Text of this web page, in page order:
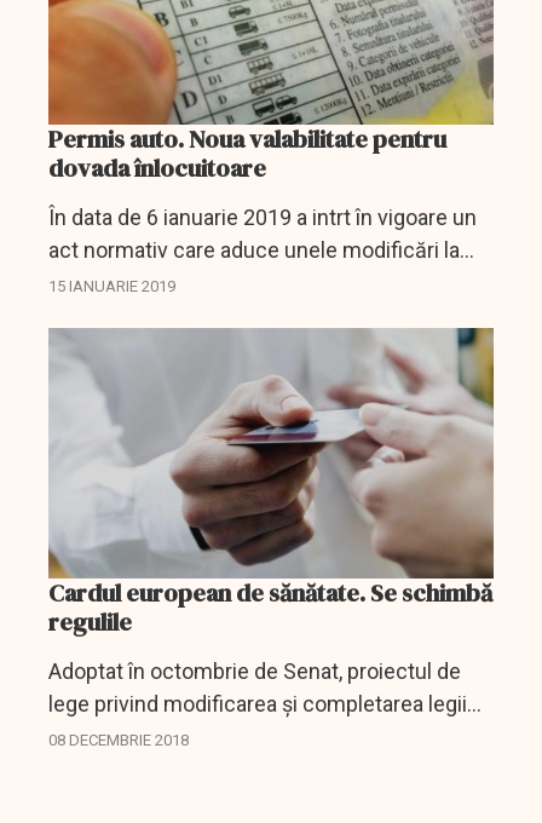
Permis auto. Noua valabilitate pentru
dovada înlocuitoare
În data de 6 ianuarie 2019 a intrt în vigoare un
act normativ care aduce unele modificări la
Codul rutier, clarificând care este valabilitatea
15 IANUARIE 2019
Cardul european de sănătate. Se schimbă
regulile
Adoptat în octombrie de Senat, proiectul de
lege privind modificarea și completarea legii
95 din 2006 prevede, printre altele, dublarea
08 DECEMBRIE 2018